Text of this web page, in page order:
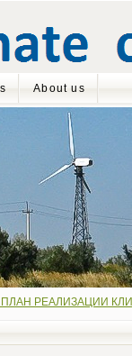
About us
РЕАЛИЗАЦИИ